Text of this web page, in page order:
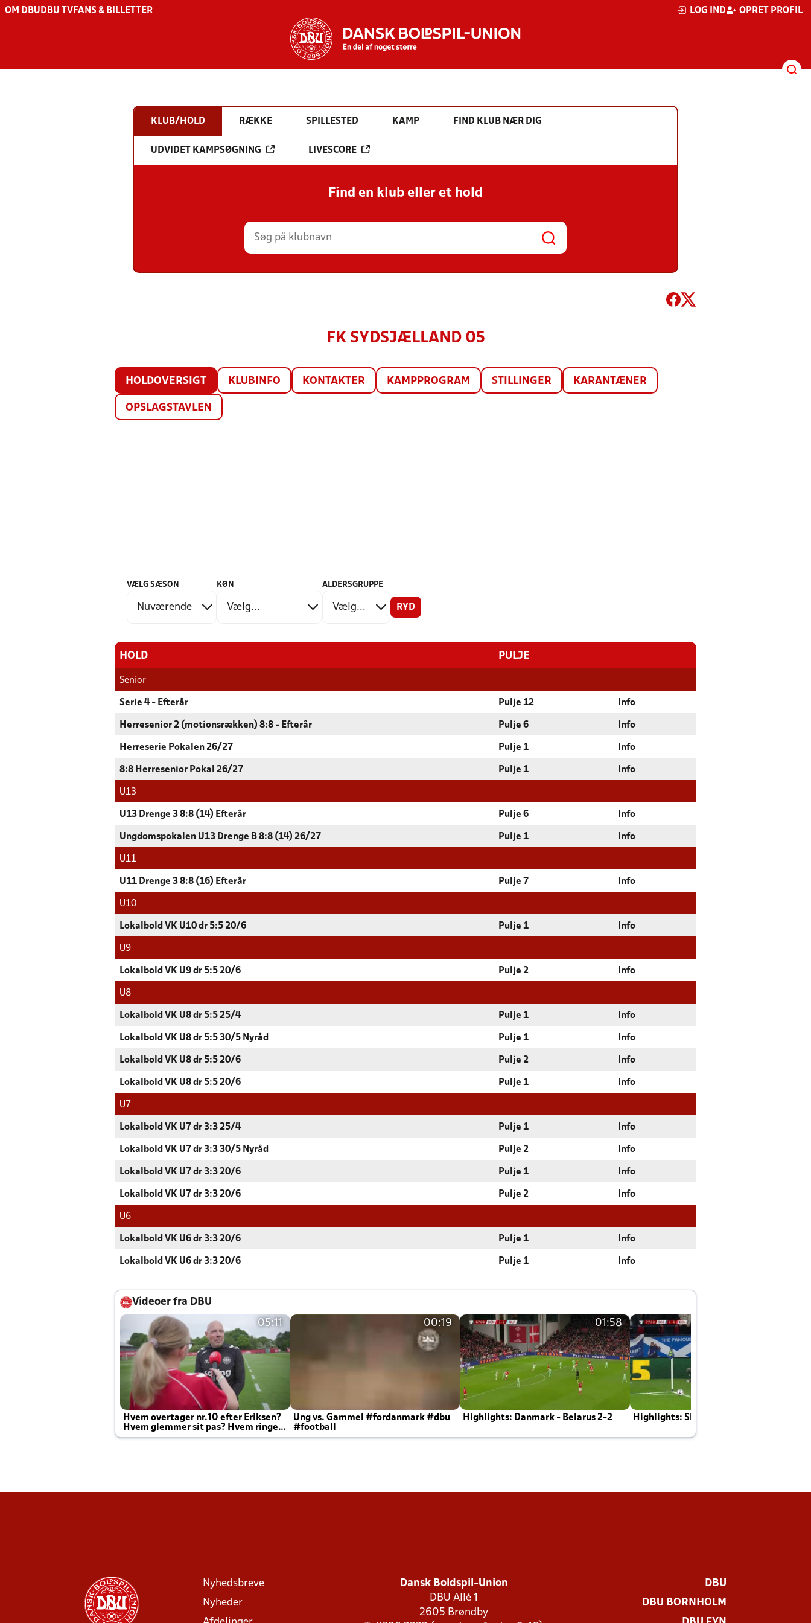
OM DBU DBU TV FANS & BILLETTER LOG IND OPRET PROFIL
KLUB/HOLD RÆKKE SPILLESTED KAMP FIND KLUB NÆR DIG
UDVIDET KAMPSØGNING LIVESCORE
Find en klub eller et hold
FK SYDSJÆLLAND 05
HOLDOVERSIGT KLUBINFO KONTAKTER KAMPPROGRAM STILLINGER KARANTÆNER
OPSLAGSTAVLEN
VÆLG SÆSON KØN ALDERSGRUPPE
RYD
HOLD PULJE
Senior
Serie 4 - Efterår Pulje 12 Info
Herresenior 2 (motionsrækken) 8:8 - Efterår Pulje 6 Info
Herreserie Pokalen 26/27 Pulje 1 Info
8:8 Herresenior Pokal 26/27 Pulje 1 Info
U13
U13 Drenge 3 8:8 (14) Efterår Pulje 6 Info
Ungdomspokalen U13 Drenge B 8:8 (14) 26/27 Pulje 1 Info
U11
U11 Drenge 3 8:8 (16) Efterår Pulje 7 Info
U10
Lokalbold VK U10 dr 5:5 20/6 Pulje 1 Info
U9
Lokalbold VK U9 dr 5:5 20/6 Pulje 2 Info
U8
Lokalbold VK U8 dr 5:5 25/4 Pulje 1 Info
Lokalbold VK U8 dr 5:5 30/5 Nyråd Pulje 1 Info
Lokalbold VK U8 dr 5:5 20/6 Pulje 2 Info
Lokalbold VK U8 dr 5:5 20/6 Pulje 1 Info
U7
Lokalbold VK U7 dr 3:3 25/4 Pulje 1 Info
Lokalbold VK U7 dr 3:3 30/5 Nyråd Pulje 2 Info
Lokalbold VK U7 dr 3:3 20/6 Pulje 1 Info
Lokalbold VK U7 dr 3:3 20/6 Pulje 2 Info
U6
Lokalbold VK U6 dr 3:3 20/6 Pulje 1 Info
Lokalbold VK U6 dr 3:3 20/6 Pulje 1 Info
Videoer fra DBU
05:11
Hvem overtager nr.10 efter Eriksen?
Hvem glemmer sit pas? Hvem ringer
Joachim altid til efter kampe?
00:19
Ung vs. Gammel #fordanmark #dbu
#football
01:58
Highlights: Danmark - Belarus 2-2 Highlights: Skotland - Danmark 4-2
Nyhedsbreve
Nyheder
Dansk Boldspil-Union
DBU Allé 1
2605 Brøndby
DBU
DBU BORNHOLM